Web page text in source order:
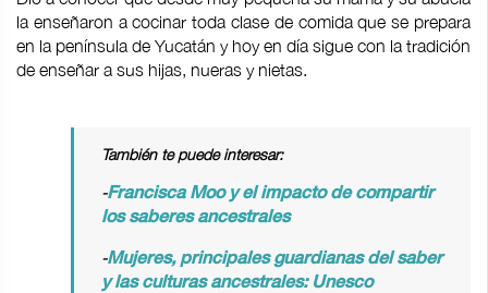
la enseñaron a cocinar toda clase de comida que se prepara
en la península de Yucatán y hoy en día sigue con la tradición
de enseñar a sus hijas, nueras y nietas.
También te puede interesar:
-Francisca Moo y el impacto de compartir
los saberes ancestrales
-Mujeres, principales guardianas del saber
y las culturas ancestrales: Unesco